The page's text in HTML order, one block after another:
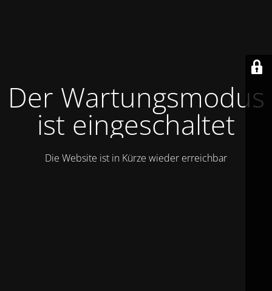
Der Wartungsmodus
ist eingeschaltet
Die Website ist in Kürze wieder erreichbar